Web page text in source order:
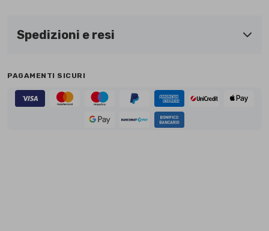
Spedizioni e resi
PAGAMENTI SICURI